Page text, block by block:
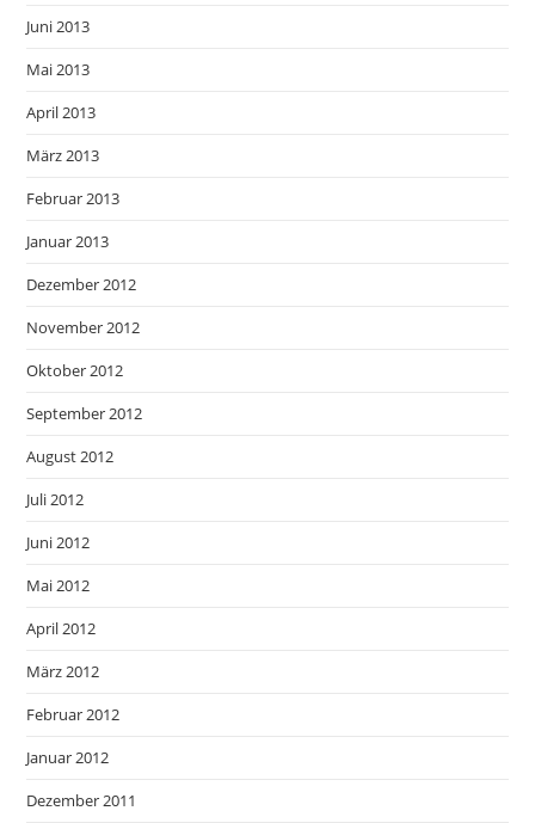
Juni 2013
Mai 2013
April 2013
März 2013
Februar 2013
Januar 2013
Dezember 2012
November 2012
Oktober 2012
September 2012
August 2012
Juli 2012
Juni 2012
Mai 2012
April 2012
März 2012
Februar 2012
Januar 2012
Dezember 2011